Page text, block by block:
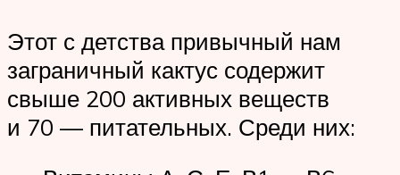
Этот с детства привычный нам
заграничный кактус содержит
свыше 200 активных веществ
и 70 — питательных. Среди них: